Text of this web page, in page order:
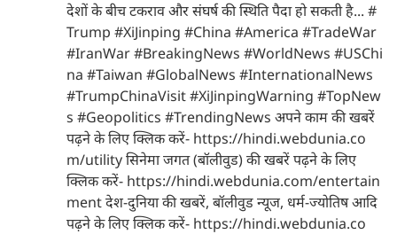
देशों के बीच टकराव और संघर्ष की स्थिति पैदा हो सकती है... #
Trump #XiJinping #China #America #TradeWar
#IranWar #BreakingNews #WorldNews #USChi
na #Taiwan #GlobalNews #InternationalNews
#TrumpChinaVisit #XiJinpingWarning #TopNew
s #Geopolitics #TrendingNews अपने काम की खबरें
पढ़ने के लिए क्लिक करें- https://hindi.webdunia.co
m/utility सिनेमा जगत (बॉलीवुड) की खबरें पढ़ने के लिए
क्लिक करें- https://hindi.webdunia.com/entertain
ment देश-दुनिया की खबरें, बॉलीवुड न्यूज, धर्म-ज्योतिष आदि
पढ़ने के लिए क्लिक करें- https://hindi.webdunia.co